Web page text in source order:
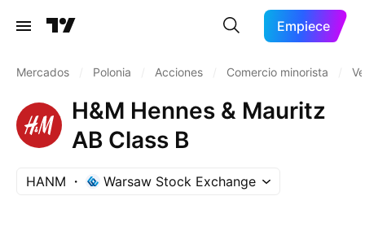
Empiece
Mercados Polonia Acciones Comercio minorista
H&M Hennes & Mauritz
AB Class B
HANM Warsaw Stock Exchange